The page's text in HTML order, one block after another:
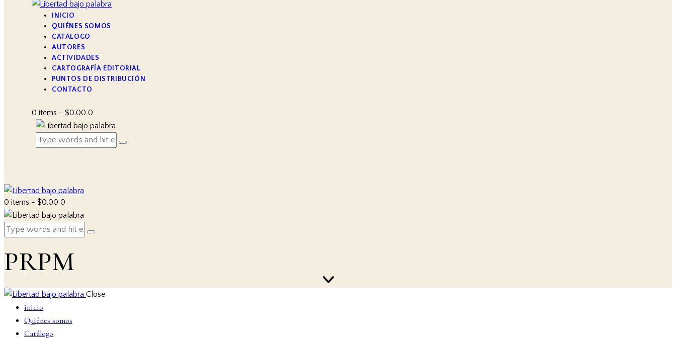
INICIO
QUIÉNES SOMOS
CATÁLOGO
AUTORES
ACTIVIDADES
CARTOGRAFÍA EDITORIAL
PUNTOS DE DISTRIBUCIÓN
CONTACTO
0 items - $0.00 0
0 items - $0.00 0
PRPM
Close
inicio
Quiénes somos
Catálogo